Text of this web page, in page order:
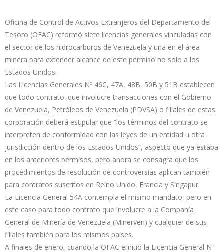
Oficina de Control de Activos Extranjeros del Departamento del
Tesoro (OFAC) reformó siete licencias generales vinculadas con
el sector de los hidrocarburos de Venezuela y una en el área
minera para extender alcance de este permiso no solo a los
Estados Unidos.
Las Licencias Generales Nº 46C, 47A, 48B, 50B y 51B establecen
que todo contrato ¡que involucre transacciones con el Gobierno
de Venezuela, Petróleos de Venezuela (PDVSA) o filiales de estas
corporación deberá estipular que “los términos del contrato se
interpreten de conformidad con las leyes de un entidad u otra
jurisdicción dentro de los Estados Unidos”, aspecto que ya estaba
en los anteriores permisos, pero ahora se consagra que los
procedimientos de resolución de controversias aplican también
para contratos suscritos en Reino Unido, Francia y Singapur.
La Licencia General 54A contempla el mismo mandato, pero en
este caso para todo contrato que involucre a la Companía
General de Minería de Venezuela (Minerven) y cualquier de sus
filiales también para los mismos países.
A finales de enero, cuando la OFAC emitió la Licencia General Nº